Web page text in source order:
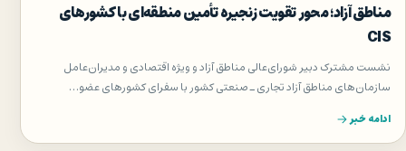
مناطق آزاد؛ محور تقویت زنجیره تأمین منطقه‌ای با كشورهای
CIS
نشست مشترک دبیر شورای‌عالی مناطق آزاد و ویژه اقتصادی و مدیران‌عامل
سازمان‌های مناطق آزاد تجاری ـ صنعتی کشور با سفرای کشورهای عضو…
ادامه خبر